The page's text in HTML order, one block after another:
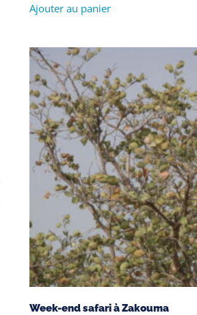
Ajouter au panier
Week-end safari à Zakouma